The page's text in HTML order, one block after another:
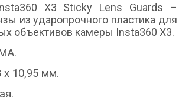
X3 Sticky Lens Guards –
из ударопрочного пластика для
объективов камеры Insta360 X3.
.
х 10,95 мм.
.